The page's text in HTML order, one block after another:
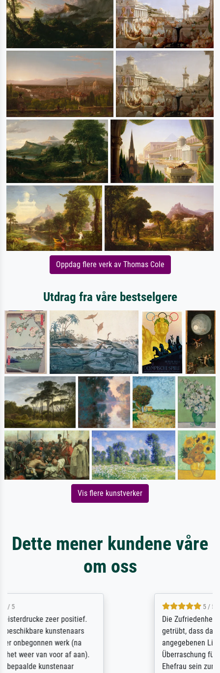
Oppdag flere verk av Thomas Cole
Utdrag fra våre bestselgere
Vis flere kunstverker
Dette mener kundene våre
om oss
Die Zufriedenheit ist auch nicht dadurch
getrübt, dass das Bild entgegen einer
angegebenen Lieferanschrift (sollte eine
Überraschung für die normannische
Ehefrau sein zum Hochzeits- gleichzeitig